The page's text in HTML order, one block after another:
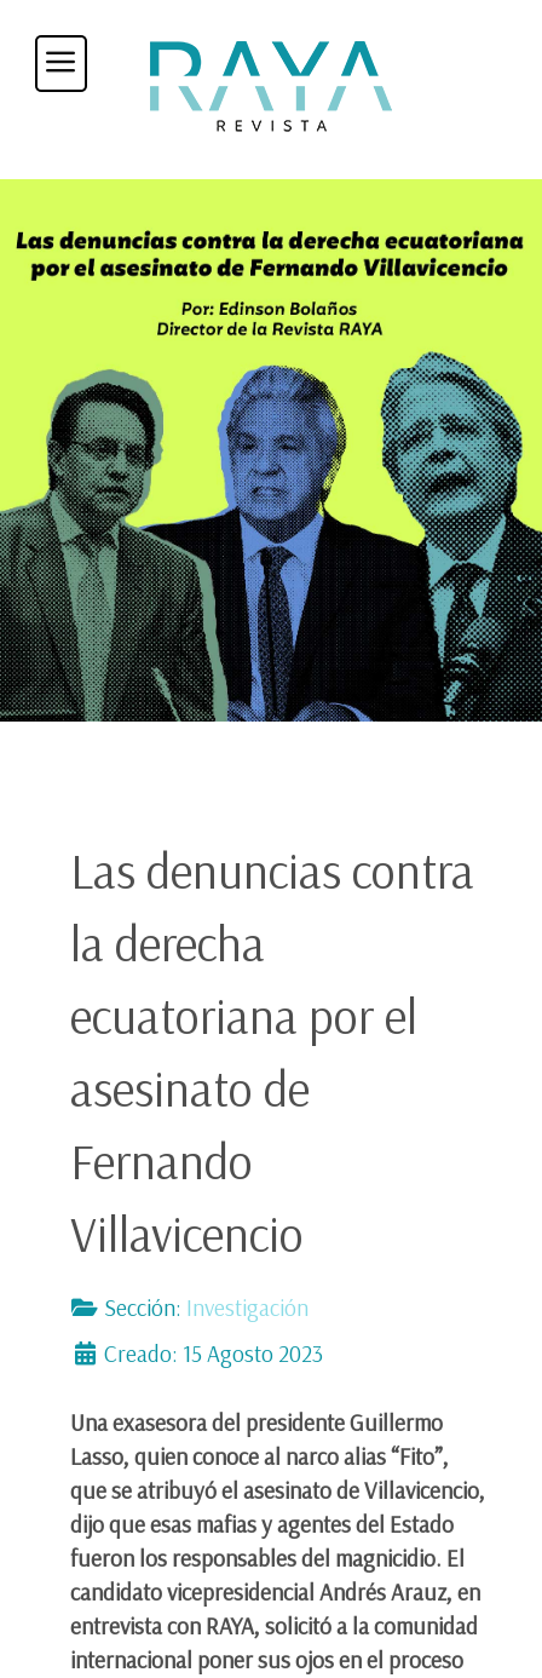
Las denuncias contra
la derecha
ecuatoriana por el
asesinato de
Fernando
Villavicencio
Sección: Investigación
Creado: 15 Agosto 2023
Una exasesora del presidente Guillermo
Lasso, quien conoce al narco alias “Fito”,
que se atribuyó el asesinato de Villavicencio,
dijo que esas mafias y agentes del Estado
fueron los responsables del magnicidio. El
candidato vicepresidencial Andrés Arauz, en
entrevista con RAYA, solicitó a la comunidad
internacional poner sus ojos en el proceso